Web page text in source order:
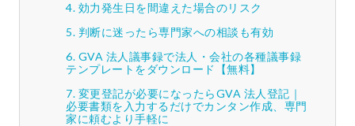
効力発生日を間違えた場合のリスク
判断に迷ったら専門家への相談も有効
GVA 法人議事録で法人・会社の各種議事録
テンプレートをダウンロード【無料】
変更登記が必要になったらGVA 法人登記｜
必要書類を入力するだけでカンタン作成、専門
家に頼むより手軽に